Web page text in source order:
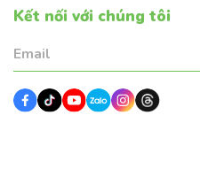
Kết nối với chúng tôi